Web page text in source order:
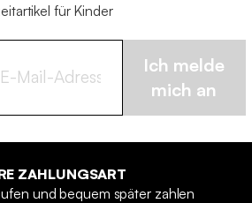
für Kinder
Ich melde
mich an
ZAHLUNGSART
und bequem später zahlen